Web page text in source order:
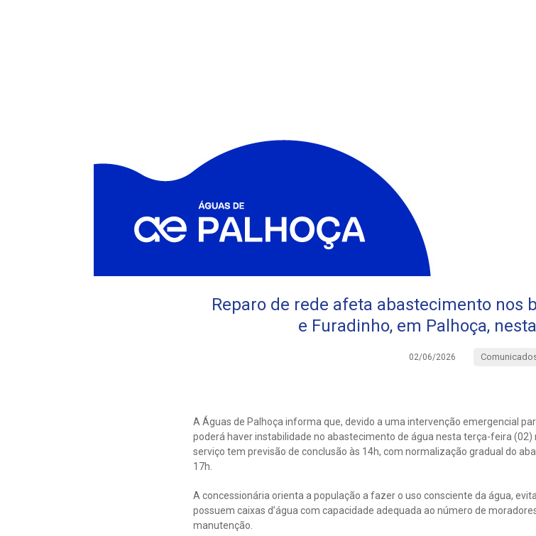
Reparo de rede afeta abastecimento nos
e Furadinho, em Palhoça,
02/06/2026
A Águas de Palhoça informa que, devido a uma intervenção emergencial
poderá haver instabilidade no abastecimento de água nesta terça-feira (02)
serviço tem previsão de conclusão às 14h, com normalização gradual do
17h.
A concessionária orienta a população a fazer o uso consciente da água,
possuem caixas d’água com capacidade adequada ao número de
manutenção.